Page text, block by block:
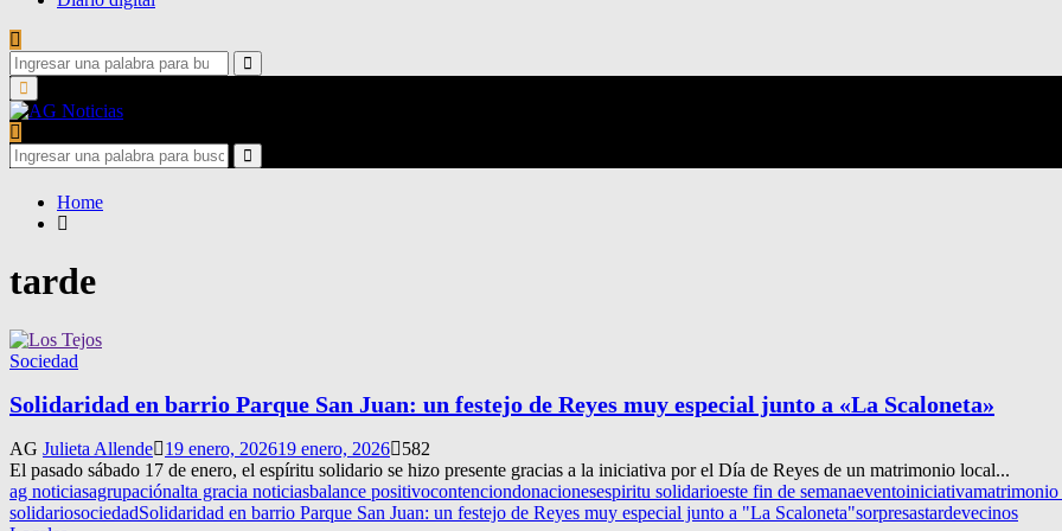
Search
for:
Search
Primary
Menu
Search
for:
Search
Home
tarde
Sociedad
Solidaridad en barrio Parque San Juan: un festejo de Reyes muy especial junto a «La Scaloneta»
AG Julieta Allende 19 enero, 202619 enero, 2026
582
El pasado sábado 17 de enero, el espíritu solidario se hizo presente gracias a la iniciativa por el Día de Reyes de un matrimonio local...
ag noticiasagrupaciónalta gracia noticiasbalance positivocontenciondonacionesespiritu solidarioeste fin de semanaeventoiniciativamatrimonio
solidariosociedadSolidaridad en barrio Parque San Juan: un festejo de Reyes muy especial junto a "La Scaloneta"sorpresastardevecinos